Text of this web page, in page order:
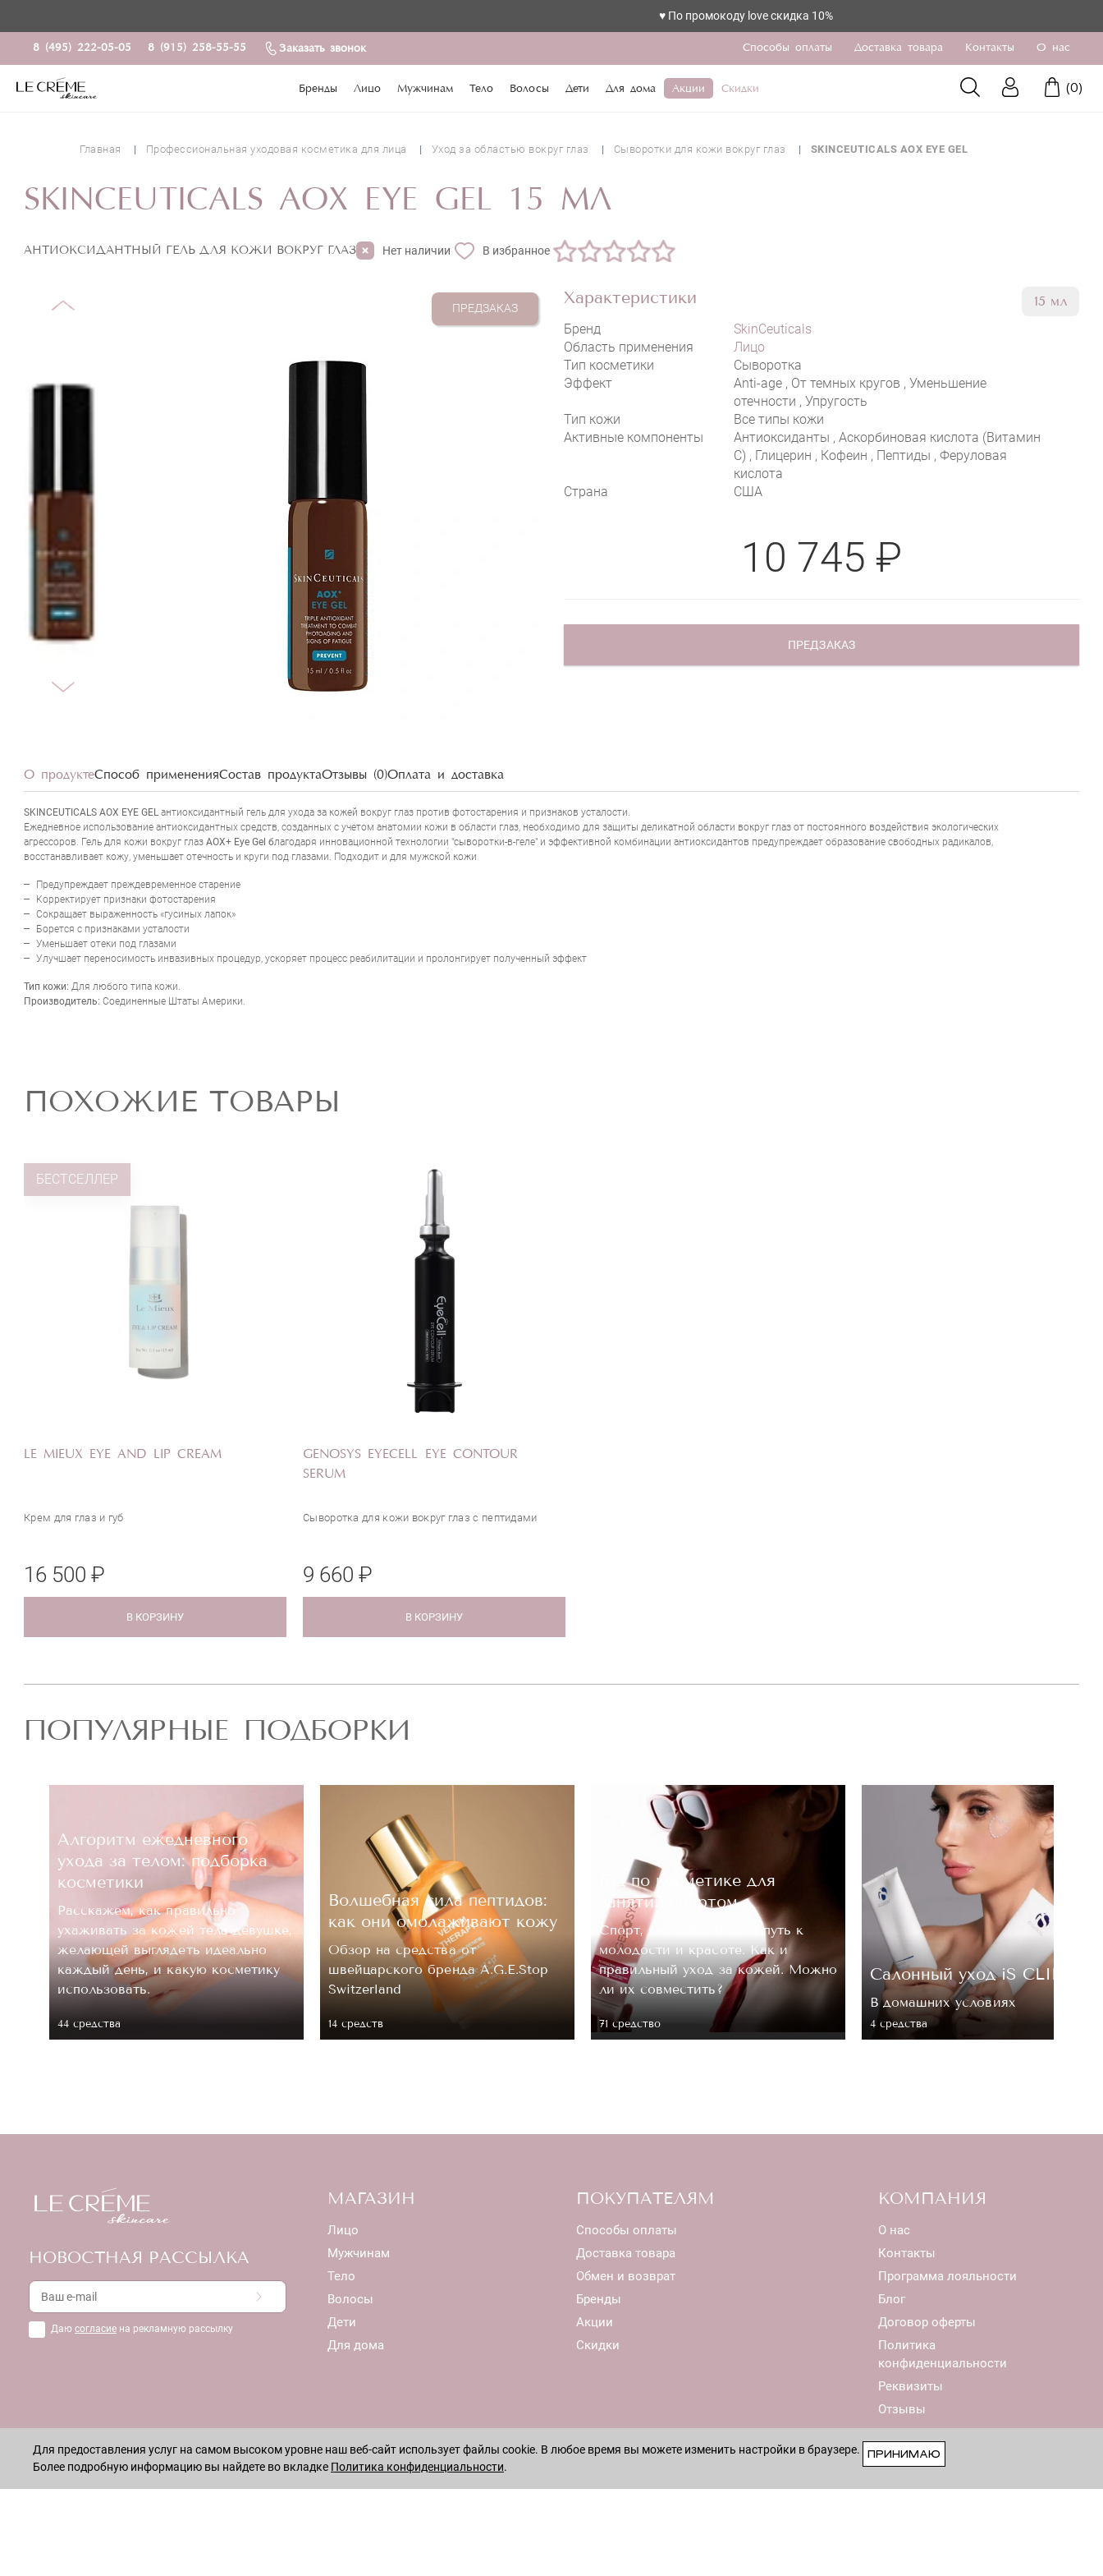
♥️ По промокоду love скидка 10%
8 (495) 222-05-05 8 (915) 258-55-55 Заказать звонок Способы оплаты Доставка товара Контакты О нас
Бренды Лицо Мужчинам Тело Волосы Дети Для дома Акции Скидки (0)
Главная Профессиональная уходовая косметика для лица Уход за областью вокруг глаз Сыворотки для кожи вокруг глаз SKINCEUTICALS AOX EYE GEL
SKINCEUTICALS AOX EYE GEL 15 МЛ
АНТИОКСИДАНТНЫЙ ГЕЛЬ ДЛЯ КОЖИ ВОКРУГ ГЛАЗ Нет наличии В избранное
ПРЕДЗАКАЗ
Характеристики
15 мл
Бренд
SkinCeuticals
Область применения
Лицо
Тип косметики
Сыворотка
Эффект
Anti-age , От темных кругов , Уменьшение
отечности , Упругость
Тип кожи
Все типы кожи
Активные компоненты
Антиоксиданты , Аскорбиновая кислота (Витамин
С) , Глицерин , Кофеин , Пептиды , Феруловая
кислота
Страна
США
10 745 ₽
ПРЕДЗАКАЗ
ОЦЕНКА
О продуктеСпособ примененияСостав продуктаОтзывы (0)Оплата и доставка
SKINCEUTICALS AOX EYE GEL антиоксидантный гель для ухода за кожей вокруг глаз против фотостарения и признаков усталости.
Ежедневное использование антиоксидантных средств, созданных с учетом анатомии кожи в области глаз, необходимо для защиты деликатной области вокруг глаз от постоянного воздействия экологических
агрессоров. Гель для кожи вокруг глаз AOX+ Eye Gel благодаря инновационной технологии "сыворотки-в-геле" и эффективной комбинации антиоксидантов предупреждает образование свободных радикалов,
восстанавливает кожу, уменьшает отечность и круги под глазами. Подходит и для мужской кожи
Предупреждает преждевременное старение
Корректирует признаки фотостарения
Сокращает выраженность «гусиных лапок»
Борется с признаками усталости
Уменьшает отеки под глазами
Улучшает переносимость инвазивных процедур, ускоряет процесс реабилитации и пролонгирует полученный эффект
Тип кожи: Для любого типа кожи.
Производитель: Соединенные Штаты Америки.
ПОХОЖИЕ ТОВАРЫ
БЕСТСЕЛЛЕР
LE MIEUX EYE AND LIP CREAM
Крем для глаз и губ
16 500 ₽
В КОРЗИНУ
GENOSYS EYECELL EYE CONTOUR
SERUM
Сыворотка для кожи вокруг глаз с пептидами
9 660 ₽
В КОРЗИНУ
ПОПУЛЯРНЫЕ ПОДБОРКИ
Алгоритм ежедневного
ухода за телом: подборка
косметики
Расскажем, как правильно
ухаживать за кожей тела девушке,
желающей выглядеть идеально
каждый день, и какую косметику
использовать.
44 средствa
Волшебная сила пептидов:
как они омолаживают кожу
Обзор на средства от
швейцарского бренда A.G.E.Stop
Switzerland
14 средств
Гид по косметике для
занятий спортом
Спорт, как известно, — путь к
молодости и красоте. Как и
правильный уход за кожей. Можно
ли их совместить?
71 средство
Cалонный уход iS
В домашних условиях
4 средствa
НОВОСТНАЯ РАССЫЛКА
Даю согласие на рекламную рассылку
МАГАЗИН
Лицо
Мужчинам
Тело
Волосы
Дети
Для дома
ПОКУПАТЕЛЯМ
Способы оплаты
Доставка товара
Обмен и возврат
Бренды
Акции
Скидки
КОМПАНИЯ
О нас
Контакты
Программа лояльности
Блог
Договор оферты
Политика
конфиденциальности
Реквизиты
Отзывы
ОСТАВАЙТЕСЬ НА СВЯЗИ!
Для предоставления услуг на самом высоком уровне наш веб-сайт использует файлы cookie. В любое время вы можете изменить настройки в браузере.
Более подробную информацию вы найдете во вкладке Политика конфиденциальности.
ПРИНИМАЮ